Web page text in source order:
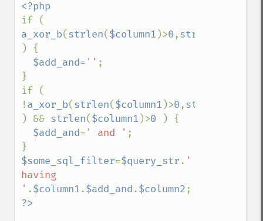
a_xor_b(strlen($column1 )>0,strlen
) {
$add_and= '' ;
}
if (
!a_xor_b(strlen($column1 )>0,strlen
) && strlen($column1 )>0
) {
$add_and= ' and ' ;
$some_sql_filter=$query_str. '
having
' .$column1.$add_and.$column2